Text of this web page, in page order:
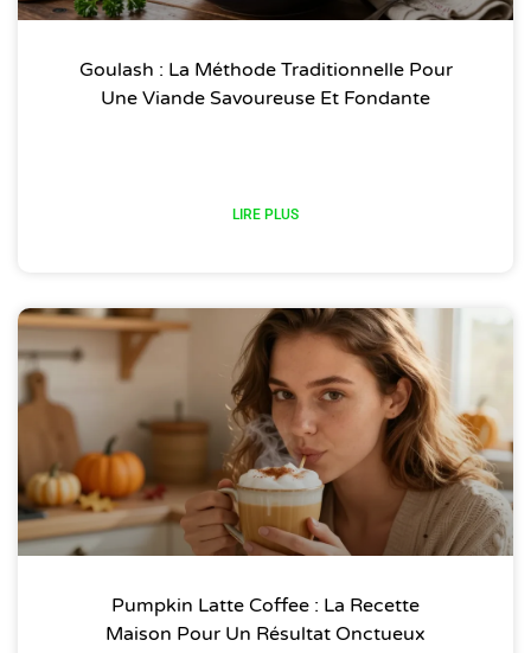
Goulash : La Méthode Traditionnelle Pour
Une Viande Savoureuse Et Fondante
LIRE PLUS
Pumpkin Latte Coffee : La Recette
Maison Pour Un Résultat Onctueux